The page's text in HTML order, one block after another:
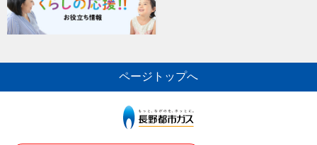
ページトップへ